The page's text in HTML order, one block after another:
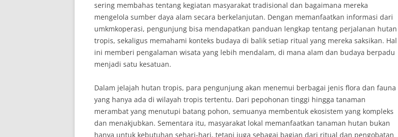
sering membahas tentang kegiatan masyarakat tradisional dan bagaimana mereka
mengelola sumber daya alam secara berkelanjutan. Dengan memanfaatkan informasi dari
umkmkoperasi, pengunjung bisa mendapatkan panduan lengkap tentang perjalanan hutan
tropis, sekaligus memahami konteks budaya di balik setiap ritual yang mereka saksikan. Hal
ini memberi pengalaman wisata yang lebih mendalam, di mana alam dan budaya berpadu
menjadi satu kesatuan.
Dalam jelajah hutan tropis, para pengunjung akan menemui berbagai jenis flora dan fauna
yang hanya ada di wilayah tropis tertentu. Dari pepohonan tinggi hingga tanaman
merambat yang menutupi batang pohon, semuanya membentuk ekosistem yang kompleks
dan menakjubkan. Sementara itu, masyarakat lokal memanfaatkan tanaman hutan bukan
hanya untuk kebutuhan sehari-hari, tetapi juga sebagai bagian dari ritual dan pengobatan